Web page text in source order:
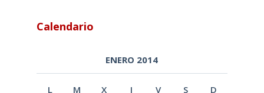
Calendario
ENERO 2014
L M X J V S D